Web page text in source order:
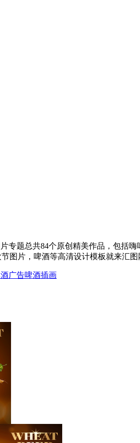
专题总共84个原创精美作品，包括
图片，啤酒等高清设计模板就来汇图
广告啤酒插画